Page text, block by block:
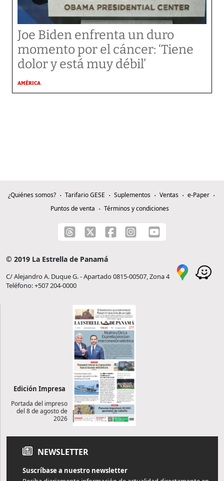
Joe Biden enfrenta un duro
momento por el cáncer: ‘Tiene
dolor y está muy débil’
AMÉRICA
¿Quiénes somos? Tarifario GESE Suplementos Ventas
e-Paper
Puntos de venta
Términos y condiciones
© 2019 La Estrella de Panamá
C/ Alejandro A. Duque G. - Apartado 0815-00507, Zona 4
Teléfono: +507 204-0000
Edición Impresa
Portada del impreso
del 8 de agosto de
2026
NEWSLETTER
Suscríbase a nuestro newsletter